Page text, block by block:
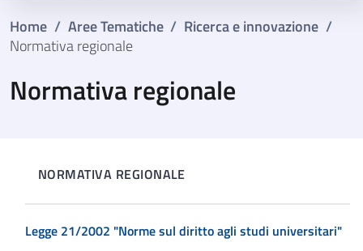
Home / Aree Tematiche / Ricerca e innovazione /
Normativa regionale
Normativa regionale
NORMATIVA REGIONALE
Legge 21/2002 "Norme sul diritto agli studi universitari"